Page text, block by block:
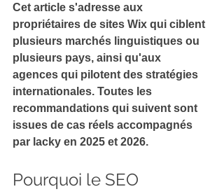
Cet article s'adresse aux
propriétaires de sites Wix qui ciblent
plusieurs marchés linguistiques ou
plusieurs pays, ainsi qu'aux
agences qui pilotent des stratégies
internationales. Toutes les
recommandations qui suivent sont
issues de cas réels accompagnés
par lacky en 2025 et 2026.
Pourquoi le SEO